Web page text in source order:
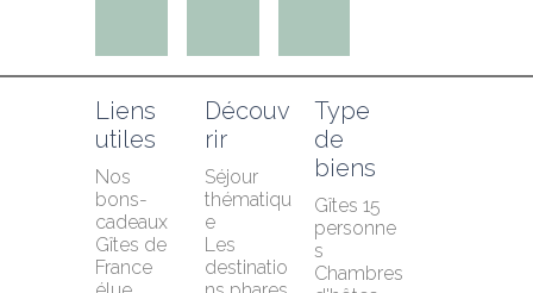
Liens
utiles
Nos
bons-
cadeaux
Gîtes de
France
Découv
rir
Séjour
thématiqu
e
Les
destinatio
Type
de
biens
Gîtes 15
personne
s
Chambres